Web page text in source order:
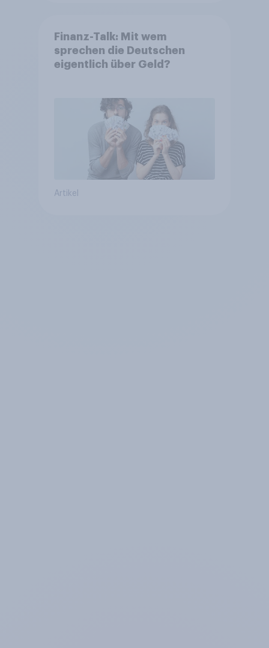
Finanz-Talk: Mit wem
sprechen die Deutschen
eigentlich über Geld?
Artikel